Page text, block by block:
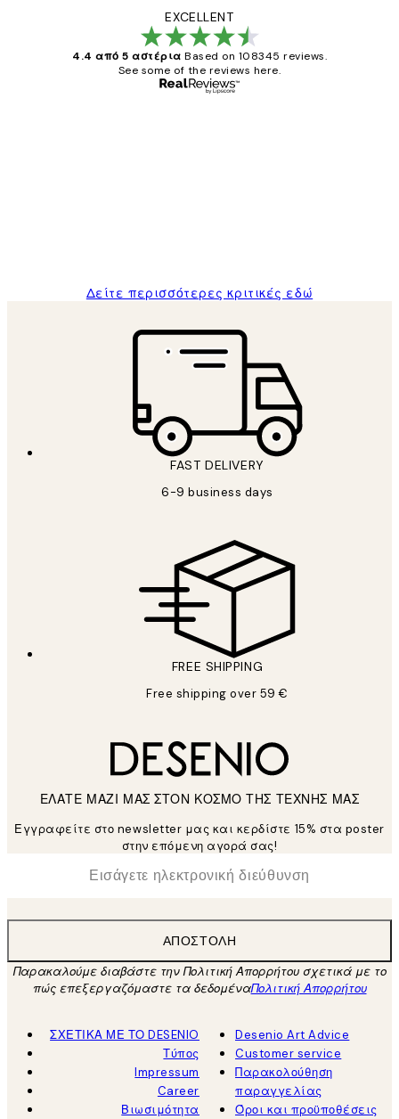
EXCELLENT
4.4 από 5 αστέρια Based on 108345 reviews.
See some of the reviews here.
Δείτε περισσότερες κριτικές εδώ
FAST DELIVERY
6-9 business days
FREE SHIPPING
Free shipping over 59 €
ΕΛΑΤΕ ΜΑΖΙ ΜΑΣ ΣΤΟΝ ΚΟΣΜΟ ΤΗΣ ΤΕΧΝΗΣ ΜΑΣ
Εγγραφείτε στο newsletter μας και κερδίστε 15% στα poster
στην επόμενη αγορά σας!
Ηλεκτρονική Διεύθυνση
ΑΠΟΣΤΟΛΉ
Παρακαλούμε διαβάστε την Πολιτική Απορρήτου σχετικά με το
πώς επεξεργαζόμαστε τα δεδομέναΠολιτική Απορρήτου
ΣΧΕΤΙΚΑ ΜΕ ΤΟ DESENIO
Τύπος
Impressum
Career
Βιωσιμότητα
Desenio Art Advice
Customer service
Παρακολούθηση
παραγγελίας
Όροι και προϋποθέσεις